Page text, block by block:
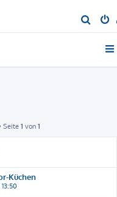
u
Seite 1 von 1
Küchen